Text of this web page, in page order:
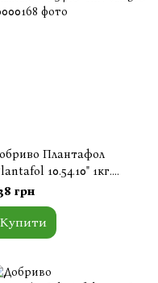
Плантафол
10.54.10" 1кг.
грн
Купити